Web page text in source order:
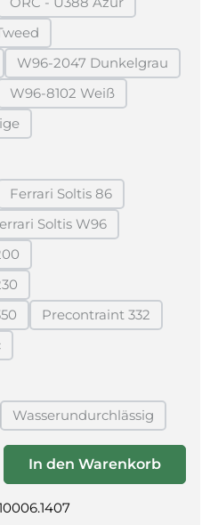
ist zurzeit nicht verfügbar.)
(Diese Option ist zurzeit
ist zurzeit nicht verfügbar.)
ist zurzeit nicht verfügbar.)
W96-2047 Dunkelgrau
(Diese Option ist
ist zurzeit nicht verfügbar.)
W96-8102 Weiß
(Diese Option ist zurzeit
ist zurzeit nicht verfügbar.)
ist zurzeit nicht verfügbar.)
Ferrari Soltis 86
(Diese Option ist zurzeit
Soltis W96
(Diese Option ist zurzeit
ist zurzeit nicht verfügbar.)
ist zurzeit nicht verfügbar.)
ist zurzeit nicht verfügbar.)
Precontraint 332
(Diese Option ist
ist zurzeit nicht verfügbar.)
Wasserundurchlässig
(Diese Option ist
gewünschten Wert ein oder
In den Warenkorb